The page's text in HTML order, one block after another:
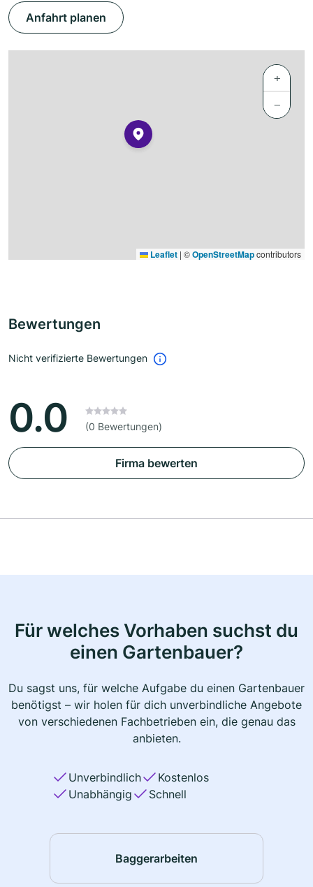
Anfahrt planen
+
−
Leaflet | ©OpenStreetMapcontributors
Bewertungen
Nicht verifizierte Bewertungen
0.0 (0 Bewertungen)
Firma bewerten
Für welches Vorhaben suchst du
einen Gartenbauer?
Du sagst uns, für welche Aufgabe du einen Gartenbauer
benötigst – wir holen für dich unverbindliche Angebote
von verschiedenen Fachbetrieben ein, die genau das
anbieten.
Unverbindlich
Kostenlos
Unabhängig
Schnell
Baggerarbeiten